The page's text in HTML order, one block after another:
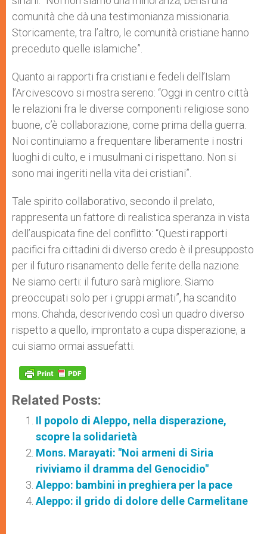
comunità che dà una testimonianza missionaria.
Storicamente, tra l’altro, le comunità cristiane hanno
preceduto quelle islamiche”.
Quanto ai rapporti fra cristiani e fedeli dell’Islam
l’Arcivescovo si mostra sereno: “Oggi in centro città
le relazioni fra le diverse componenti religiose sono
buone, c’è collaborazione, come prima della guerra.
Noi continuiamo a frequentare liberamente i nostri
luoghi di culto, e i musulmani ci rispettano. Non si
sono mai ingeriti nella vita dei cristiani”.
Tale spirito collaborativo, secondo il prelato,
rappresenta un fattore di realistica speranza in vista
dell’auspicata fine del conflitto: “Questi rapporti
pacifici fra cittadini di diverso credo è il presupposto
per il futuro risanamento delle ferite della nazione.
Ne siamo certi: il futuro sarà migliore. Siamo
preoccupati solo per i gruppi armati”, ha scandito
mons. Chahda, descrivendo così un quadro diverso
rispetto a quello, improntato a cupa disperazione, a
cui siamo ormai assuefatti.
Related Posts:
Il popolo di Aleppo, nella disperazione,
scopre la solidarietà
Mons. Marayati: "Noi armeni di Siria
riviviamo il dramma del Genocidio"
Aleppo: bambini in preghiera per la pace
Aleppo: il grido di dolore delle Carmelitane